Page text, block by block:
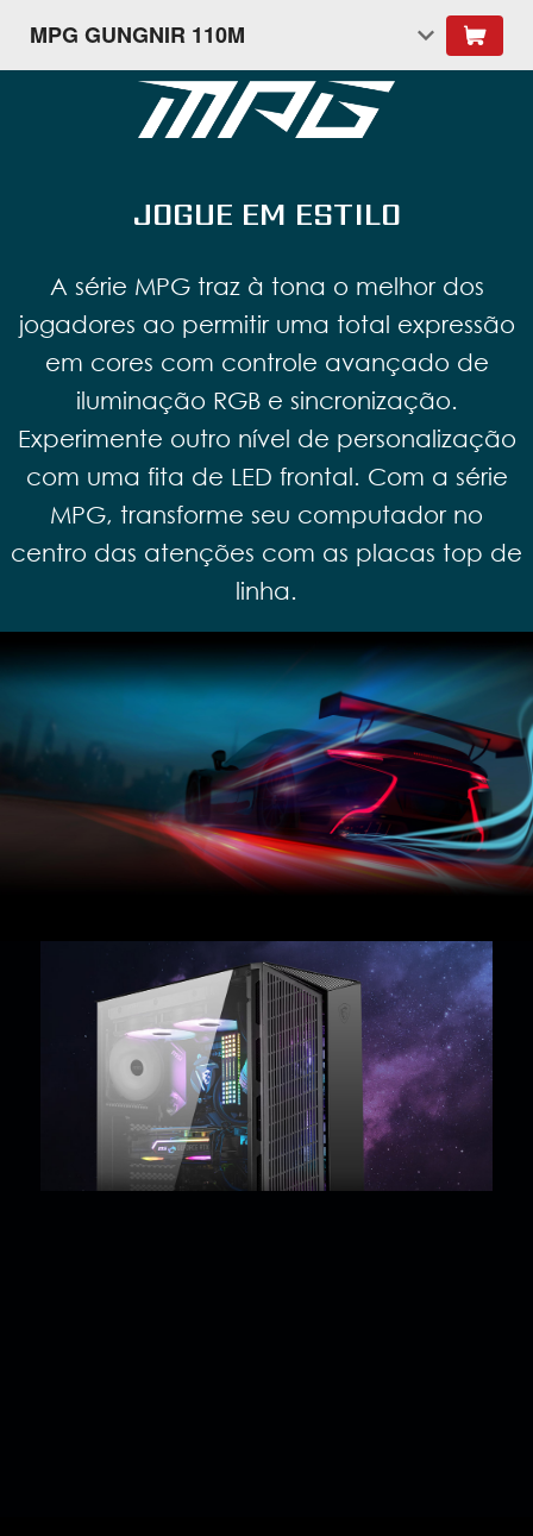
MPG GUNGNIR 110M
JOGUE EM ESTILO
A série MPG traz à tona o melhor dos
jogadores ao permitir uma total expressão
em cores com controle avançado de
iluminação RGB e sincronização.
Experimente outro nível de personalização
com uma fita de LED frontal. Com a série
MPG, transforme seu computador no
centro das atenções com as placas top de
linha.